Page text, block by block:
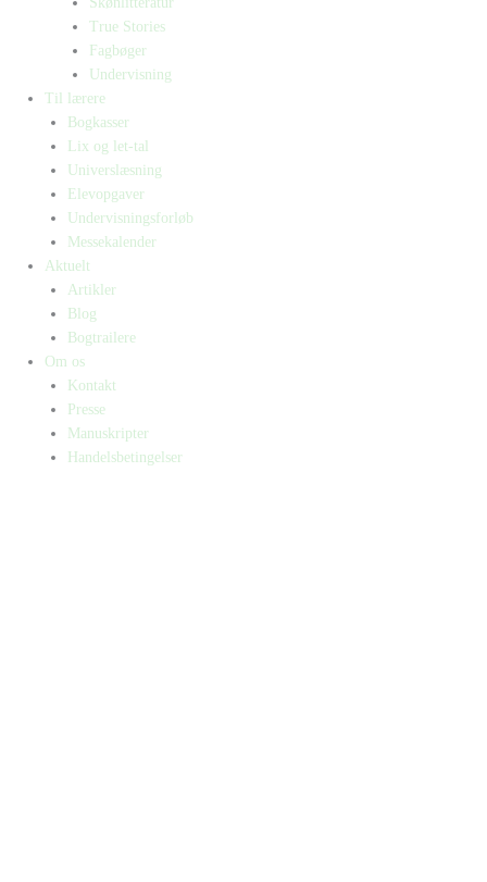
True Stories
Fagbøger
Undervisning
Til lærere
Bogkasser
Lix og let-tal
Universlæsning
Elevopgaver
Undervisningsforløb
Messekalender
Aktuelt
Artikler
Blog
Bogtrailere
Om os
Kontakt
Presse
Manuskripter
Handelsbetingelser